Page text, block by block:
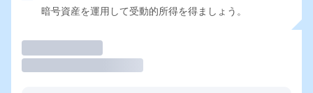
暗号資産を運用して受動的所得を得ましょう。